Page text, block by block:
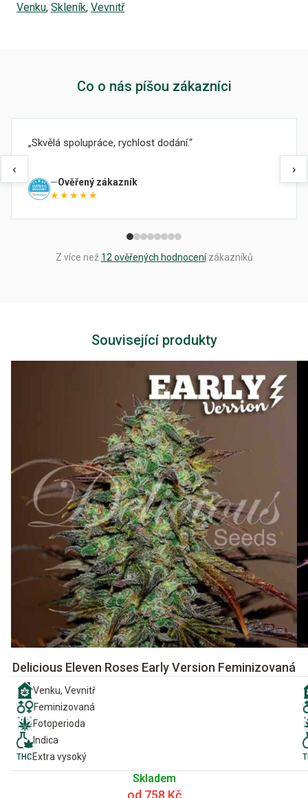
Venku, Skleník, Vevnitř
Co o nás píšou zákazníci
‹
Skvělá spolupráce, rychlost dodání.
Ověřený zákazník
★★★★★
›
Z více než 12 ověřených hodnocenízákazníků
Související produkty
Delicious Eleven Roses Early Version Feminizovaná
Venku, Vevnitř
Feminizovaná
Fotoperioda
Indica
Extra vysoký
Skladem
od 758 Kč